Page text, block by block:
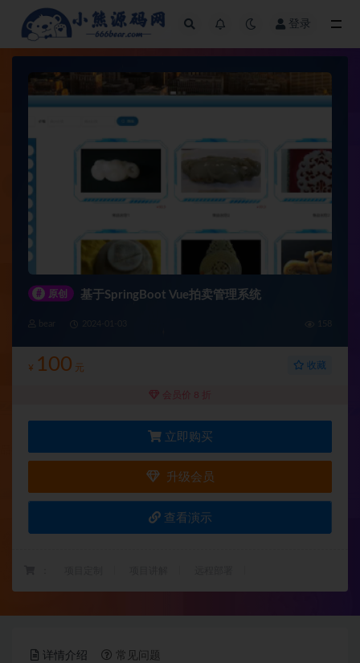
登录
# 原创 基于SpringBoot Vue拍卖管理系统
¥ 100 元 收藏
会员价 8 折
立即购买
升级会员
查看演示
详情介绍 常见问题